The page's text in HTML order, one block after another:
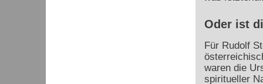
Oder ist
Für Rudolf
waren die
spiritueller